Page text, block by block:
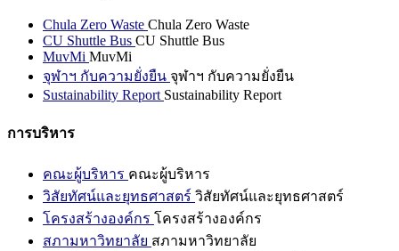
Chula Zero Waste Chula Zero Waste
CU Shuttle Bus CU Shuttle Bus
MuvMi MuvMi
จุฬาฯ กับความยั่งยืน จุฬาฯ กับความยั่งยืน
Sustainability Report Sustainability Report
การบริหาร
คณะผู้บริหาร คณะผู้บริหาร
วิสัยทัศน์และยุทธศาสตร์ วิสัยทัศน์และยุทธศาสตร์
โครงสร้างองค์กร โครงสร้างองค์กร
สภามหาวิทยาลัย สภามหาวิทยาลัย